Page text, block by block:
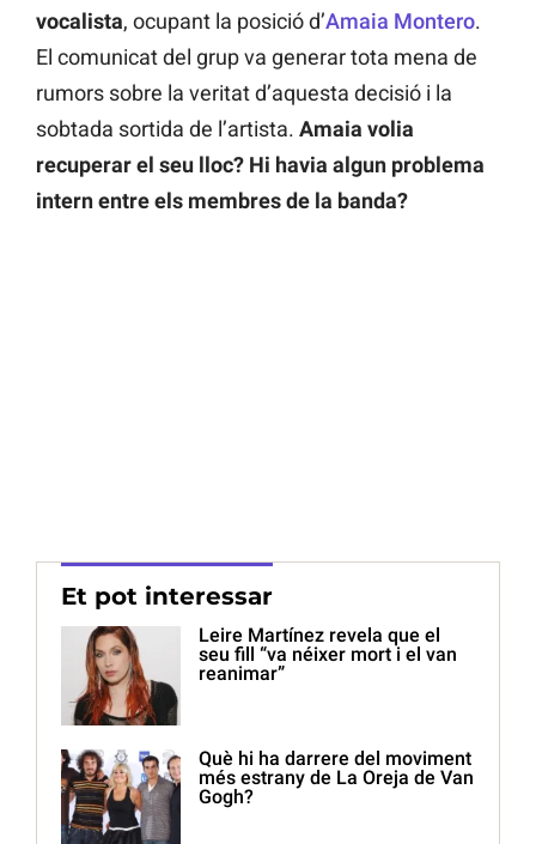
vocalista, ocupant la posició d’Amaia Montero.
El comunicat del grup va generar tota mena de
rumors sobre la veritat d’aquesta decisió i la
sobtada sortida de l’artista. Amaia volia
recuperar el seu lloc? Hi havia algun problema
intern entre els membres de la banda?
Et pot interessar
Leire Martínez revela que el
seu fill “va néixer mort i el van
reanimar”
Què hi ha darrere del moviment
més estrany de La Oreja de Van
Gogh?